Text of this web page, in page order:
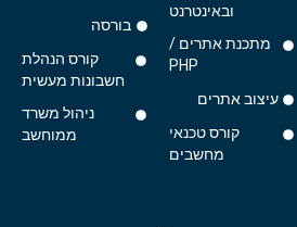
ובאינטרנט
מתכנת אתרים /
PHP
עיצוב אתרים
קורס טכנאי
מחשבים
בורסה
קורס הנהלת
חשבונות מעשית
ניהול משרד
ממוחשב